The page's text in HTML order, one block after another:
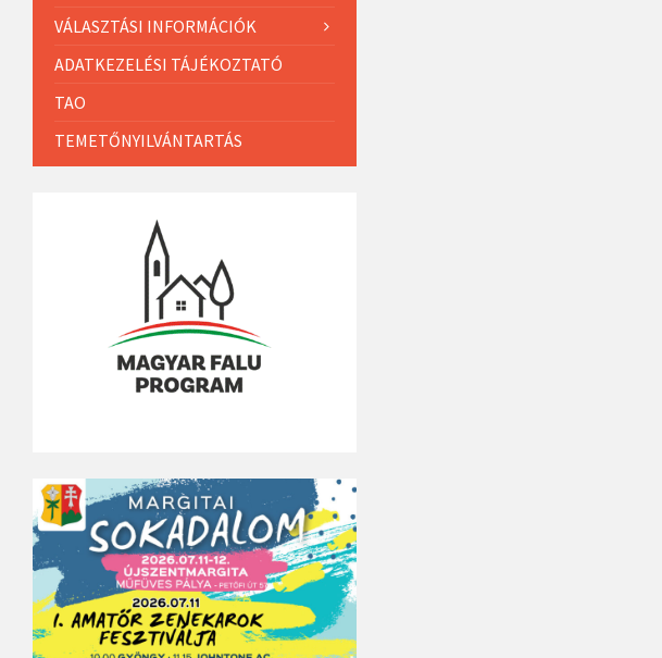
VÁLASZTÁSI INFORMÁCIÓK
ADATKEZELÉSI TÁJÉKOZTATÓ
TAO
TEMETŐNYILVÁNTARTÁS